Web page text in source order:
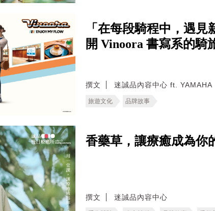
「在每段騎程中，遇
開 Vinoora 書寫系的騎
撰文 迷誠品內容中心 ft. YAMAHA
旅遊文化 品牌故事
香藥草，讓療癒成為你
撰文 迷誠品內容中心